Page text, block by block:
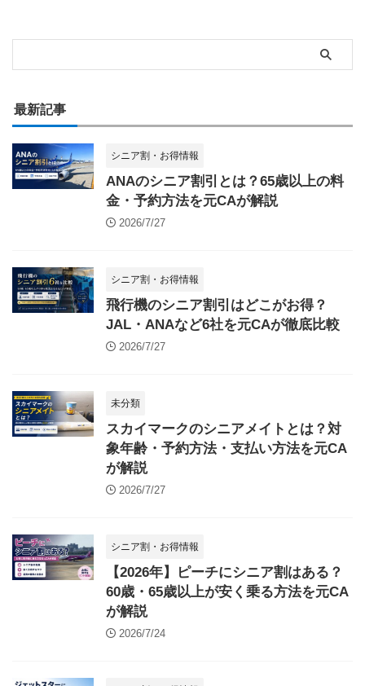
最新記事
シニア割・お得情報
ANAのシニア割引とは？65歳以上の料
金・予約方法を元CAが解説
2026/7/27
シニア割・お得情報
飛行機のシニア割引はどこがお得？
JAL・ANAなど6社を元CAが徹底比較
2026/7/27
未分類
スカイマークのシニアメイトとは？対
象年齢・予約方法・支払い方法を元CA
が解説
2026/7/27
シニア割・お得情報
【2026年】ピーチにシニア割はある？
60歳・65歳以上が安く乗る方法を元CA
が解説
2026/7/24